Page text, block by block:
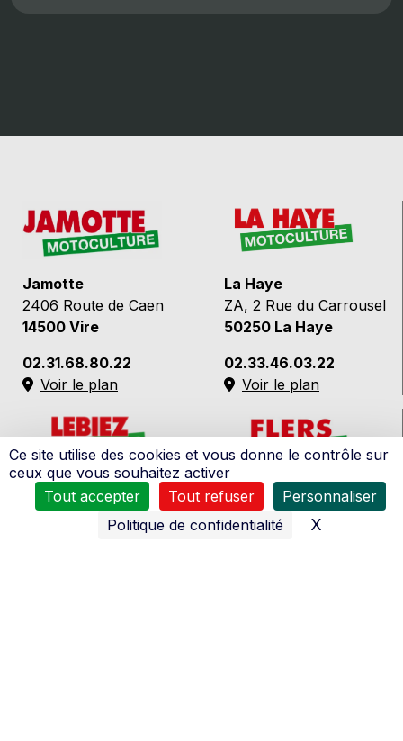
Ce site utilise des cookies et vous donne le contrôle sur
ceux que vous souhaitez activer
Tout accepter
Tout refuser
Personnaliser
Politique de confidentialité
X
Jamotte
2406 Route de Caen
14500 Vire
02.31.68.80.22
Voir le plan
La Haye
ZA, 2 Rue du Carrousel
50250 La Haye
02.33.46.03.22
Voir le plan
Lebiez
2 Av. Jean Monnet
50700 Valognes
Flers
Z.A. Les Coudrettes
61100 Flers